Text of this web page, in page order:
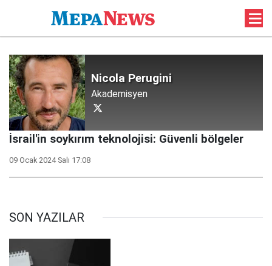
Nicola Perugini
Akademisyen
İsrail'in soykırım teknolojisi: Güvenli bölgeler
09 Ocak 2024 Salı 17:08
SON YAZILAR